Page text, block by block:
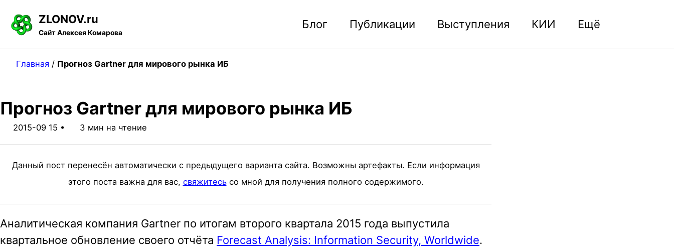
p
y
n
a
c
t
ZLONOV.ru
Сайт Алексея Комарова
Блог Публикации Выступления КИИ Ещё
Главная / Прогноз Gartner для мирового рынка ИБ
Прогноз Gartner для мирового рынка ИБ
2015-09 15 3 мин на чтение
Данный пост перенесён автоматически с предыдущего варианта сайта. Возможны артефакты. Если информация
этого поста важна для вас, свяжитесьсо мной для получения полного содержимого.
Аналитическая компания Gartner по итогам второго квартала 2015 года выпустила
квартальное обновление своего отчёта Forecast Analysis: Information Security, Worldwide.